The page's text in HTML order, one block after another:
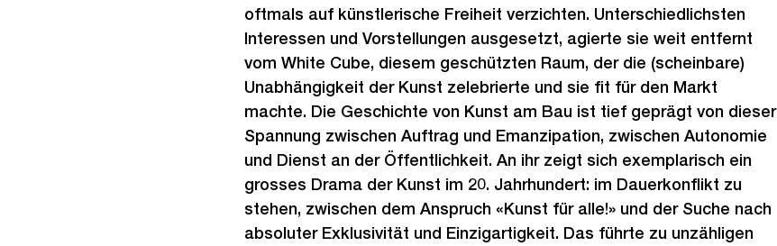
oftmals auf künstlerische Freiheit verzichten. Unterschiedlichsten
Interessen und Vorstellungen ausgesetzt, agierte sie weit entfernt
vom White Cube, diesem geschützten Raum, der die (scheinbare)
Unabhängigkeit der Kunst zelebrierte und sie fit für den Markt
machte. Die Geschichte von Kunst am Bau ist tief geprägt von dieser
Spannung zwischen Auftrag und Emanzipation, zwischen Autonomie
und Dienst an der Öffentlichkeit. An ihr zeigt sich exemplarisch ein
grosses Drama der Kunst im 20. Jahrhundert: im Dauerkonflikt zu
stehen, zwischen dem Anspruch «Kunst für alle!» und der Suche nach
absoluter Exklusivität und Einzigartigkeit. Das führte zu unzähligen